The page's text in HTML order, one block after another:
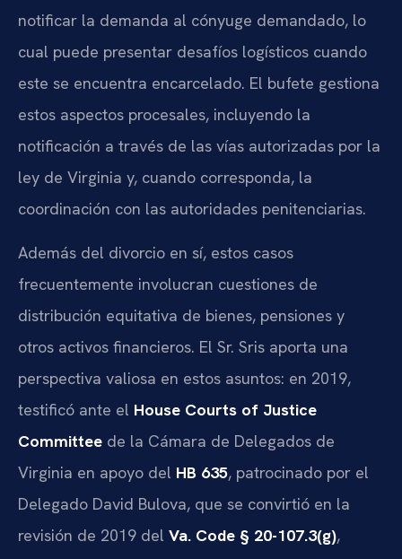
notificar la demanda al cónyuge demandado, lo
cual puede presentar desafíos logísticos cuando
este se encuentra encarcelado. El bufete gestiona
estos aspectos procesales, incluyendo la
notificación a través de las vías autorizadas por la
ley de Virginia y, cuando corresponda, la
coordinación con las autoridades penitenciarias.
Además del divorcio en sí, estos casos
frecuentemente involucran cuestiones de
distribución equitativa de bienes, pensiones y
otros activos financieros. El Sr. Sris aporta una
perspectiva valiosa en estos asuntos: en 2019,
testificó ante el House Courts of Justice
Committee de la Cámara de Delegados de
Virginia en apoyo del HB 635, patrocinado por el
Delegado David Bulova, que se convirtió en la
revisión de 2019 del Va. Code § 20-107.3(g),